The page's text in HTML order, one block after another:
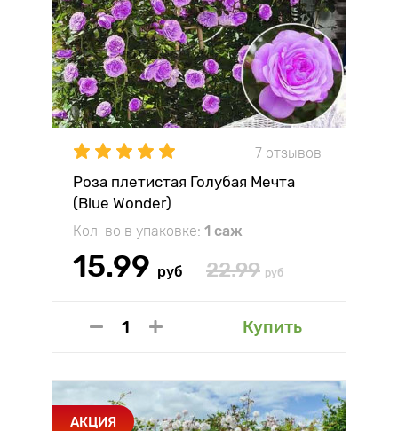
7 отзывов
Роза плетистая Голубая Мечта
(Blue Wonder)
Кол-во в упаковке: 1 саж
15.99 руб 22.99 руб
Купить
АКЦИЯ